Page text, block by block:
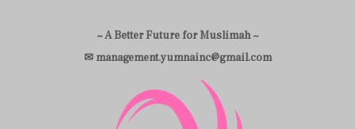
~ A Better Future for Muslimah ~
✉ management.yumnainc@gmail.com